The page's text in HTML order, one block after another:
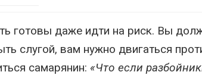
готовы даже идти на риск. Вы
слугой, вам нужно двигаться
самарянин: «Что если